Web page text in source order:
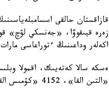
قازاقستان حالقى
زەرە قيىقوۆا، «جەنسكي لۋچ»
اكەلەر وداعىنىڭ ءتوراعاسى
«التىن القا»، 4152 «كۇمىس القا» يەگەرلەرى.